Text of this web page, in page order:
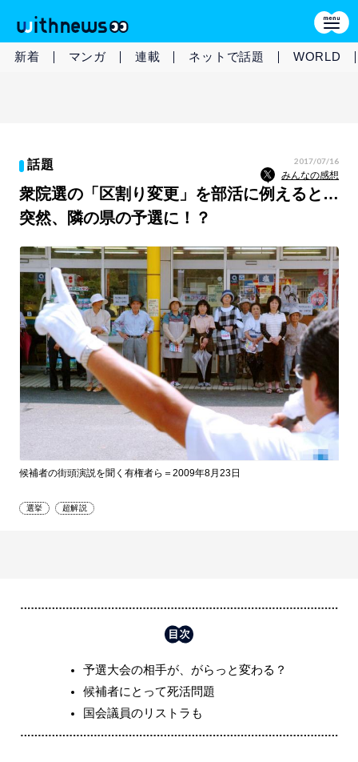
新着 マンガ 連載 ネットで話題 WORLD
話題 2017/07/16
みんなの感想
衆院選の「区割り変更」を部活に例えると…
突然、隣の県の予選に！？
候補者の街頭演説を聞く有権者ら＝2009年8月23日
選挙 超解説
予選大会の相手が、がらっと変わる？
候補者にとって死活問題
国会議員のリストラも